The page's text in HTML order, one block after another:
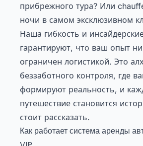
прибрежного тура? Или
ночи в самом эксклюзивном
Наша гибкость и
гарантируют, что ваш опыт
ограничен логистикой. Это
беззаботного контроля, где
формируют реальность, и
путешествие становится
стоит рассказать.
Как работает система аренды